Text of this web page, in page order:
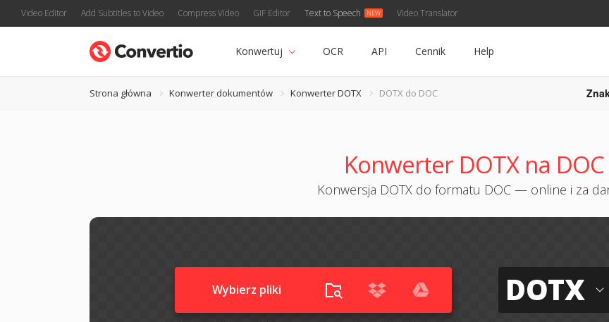
Video Editor Add Subtitles to Video Compress Video GIF Editor Text to Speech Video Translator
Konwertuj OCR API Cennik Help
Strona główna Konwerter dokumentów Konwerter DOTX DOTX do DOC
Konwerter DOTX na DOC
Konwersja DOTX do formatu DOC — online i za
Wybierz pliki DOTX